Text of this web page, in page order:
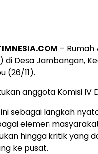
– Rumah
di Desa Jambangan,
(26/11).
anggota Komisi IV
ini sebagai langkah
elemen
hingga kritik yang
ke pusat.